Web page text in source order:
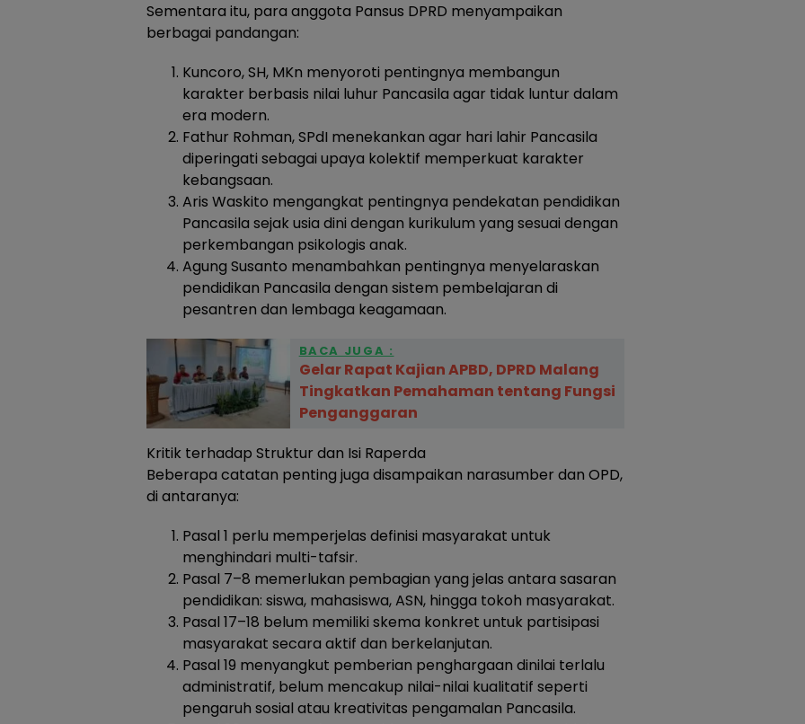
Sementara itu, para anggota Pansus DPRD menyampaikan
berbagai pandangan:
Kuncoro, SH, MKn menyoroti pentingnya membangun
karakter berbasis nilai luhur Pancasila agar tidak luntur dalam
era modern.
Fathur Rohman, SPdI menekankan agar hari lahir Pancasila
diperingati sebagai upaya kolektif memperkuat karakter
kebangsaan.
Aris Waskito mengangkat pentingnya pendekatan pendidikan
Pancasila sejak usia dini dengan kurikulum yang sesuai dengan
perkembangan psikologis anak.
Agung Susanto menambahkan pentingnya menyelaraskan
pendidikan Pancasila dengan sistem pembelajaran di
pesantren dan lembaga keagamaan.
BACA JUGA :
Gelar Rapat Kajian APBD, DPRD Malang
Tingkatkan Pemahaman tentang Fungsi
Penganggaran
Kritik terhadap Struktur dan Isi Raperda
Beberapa catatan penting juga disampaikan narasumber dan OPD,
di antaranya:
Pasal 1 perlu memperjelas definisi masyarakat untuk
menghindari multi-tafsir.
Pasal 7–8 memerlukan pembagian yang jelas antara sasaran
pendidikan: siswa, mahasiswa, ASN, hingga tokoh masyarakat.
Pasal 17–18 belum memiliki skema konkret untuk partisipasi
masyarakat secara aktif dan berkelanjutan.
Pasal 19 menyangkut pemberian penghargaan dinilai terlalu
administratif, belum mencakup nilai-nilai kualitatif seperti
pengaruh sosial atau kreativitas pengamalan Pancasila.